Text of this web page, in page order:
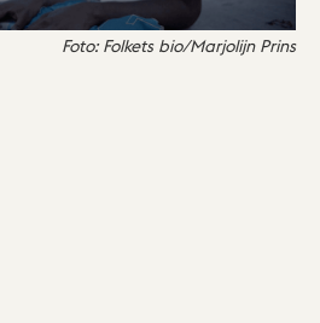
Foto: Folkets bio/Marjolijn Prins